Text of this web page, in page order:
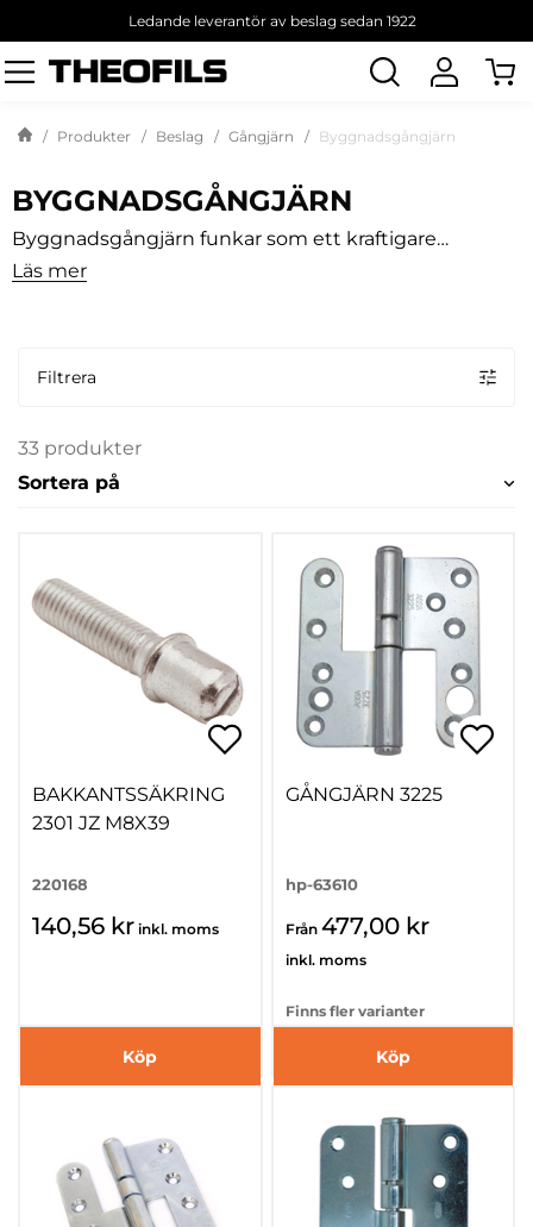
Ledande leverantör av beslag sedan 1922
Sök
produkt
Produkter Beslag Gångjärn Byggnadsgångjärn
BYGGNADSGÅNGJÄRN
Byggnadsgångjärn funkar som ett kraftigare
lamellgångjärn och passar bra till tyngre dörrar och
fönster. Theofils har flera varianter som kan användas
Läs mer
Filtrera
33 produkter
Sortera på
BAKKANTSSÄKRING
2301 JZ M8X39
220168
140,56 kr inkl. moms
Köp
GÅNGJÄRN 3225
hp-63610
Från 477,00 kr
inkl. moms
Finns fler varianter
Köp